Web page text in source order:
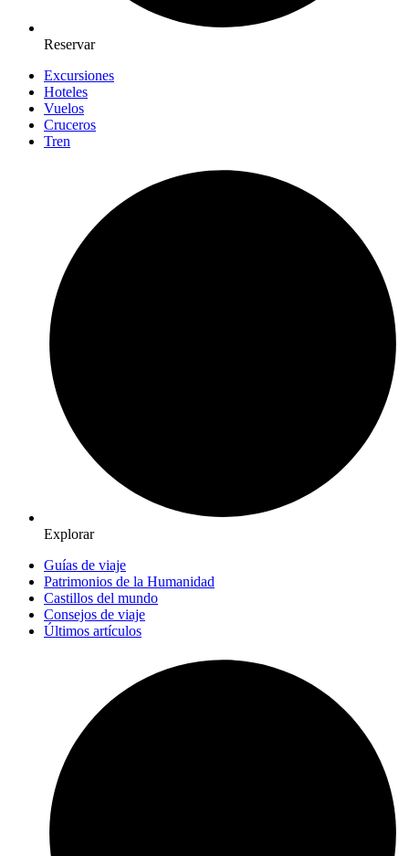
Reservar
Excursiones
Hoteles
Vuelos
Cruceros
Tren
Explorar
Guías de viaje
Patrimonios de la Humanidad
Castillos del mundo
Consejos de viaje
Últimos artículos